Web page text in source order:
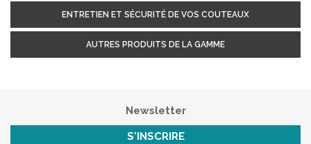
ENTRETIEN ET SÉCURITÉ DE VOS COUTEAUX
AUTRES PRODUITS DE LA GAMME
Newsletter
S'INSCRIRE